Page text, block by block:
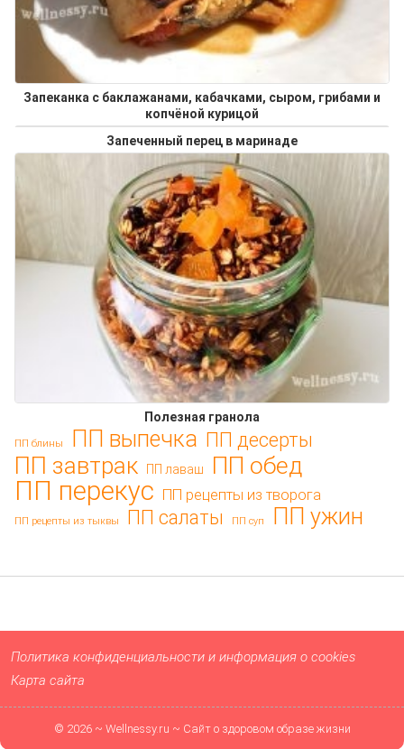
Запеканка с баклажанами, кабачками, сыром, грибами и
копчёной курицой
Запеченный перец в маринаде
Полезная гранола
ПП блины ПП выпечка ПП десерты
ПП завтрак ПП лаваш ПП обед
ПП перекус ПП рецепты из творога
ПП рецепты из тыквы ПП салаты ПП суп ПП ужин
Политика конфиденциальности и информация о cookies
Карта сайта
© 2026 ~ Wellnessy.ru ~ Сайт о здоровом образе жизни